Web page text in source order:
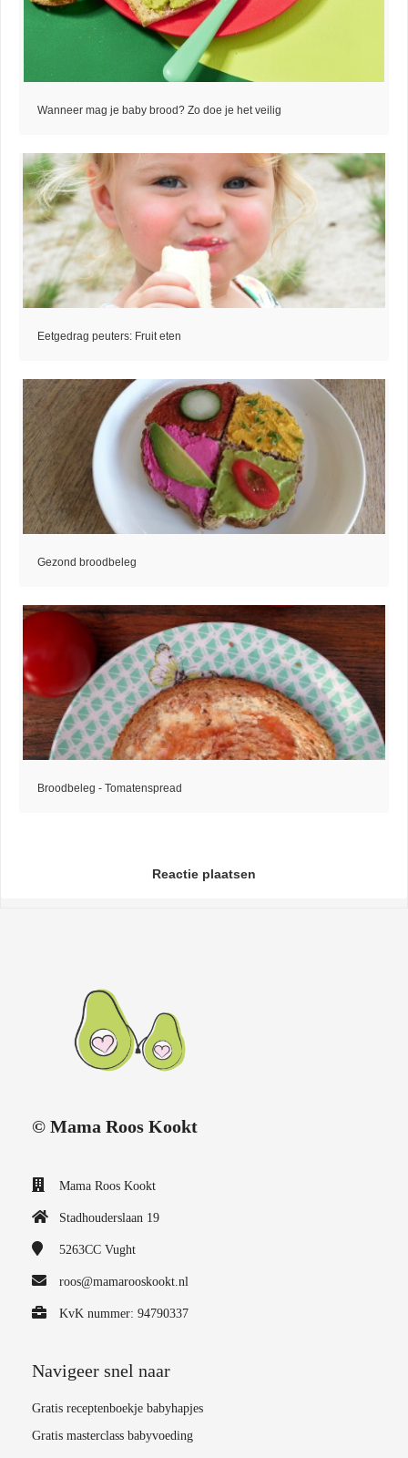
Wanneer mag je baby brood? Zo doe je het veilig
Eetgedrag peuters: Fruit eten
Gezond broodbeleg
Broodbeleg - Tomatenspread
Reactie plaatsen
© Mama Roos Kookt
Mama Roos Kookt
Stadhouderslaan 19
5263CC Vught
roos@mamarooskookt.nl
KvK nummer: 94790337
Navigeer snel naar
Gratis receptenboekje babyhapjes
Gratis masterclass babyvoeding